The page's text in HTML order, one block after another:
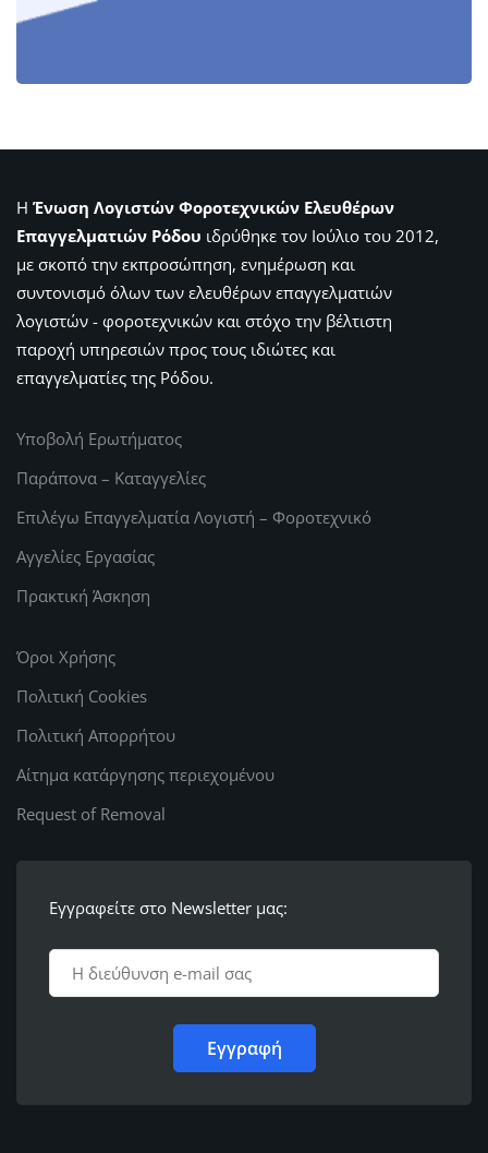
Η Ένωση Λογιστών Φοροτεχνικών Ελευθέρων
Επαγγελματιών Ρόδου ιδρύθηκε τον Ιούλιο του 2012,
με σκοπό την εκπροσώπηση, ενημέρωση και
συντονισμό όλων των ελευθέρων επαγγελματιών
λογιστών - φοροτεχνικών και στόχο την βέλτιστη
παροχή υπηρεσιών προς τους ιδιώτες και
επαγγελματίες της Ρόδου.
Υποβολή Ερωτήματος
Παράπονα – Καταγγελίες
Επιλέγω Επαγγελματία Λογιστή – Φοροτεχνικό
Αγγελίες Εργασίας
Πρακτική Άσκηση
Όροι Χρήσης
Πολιτική Cookies
Πολιτική Απορρήτου
Αίτημα κατάργησης περιεχομένου
Request of Removal
Εγγραφείτε στο Newsletter μας: